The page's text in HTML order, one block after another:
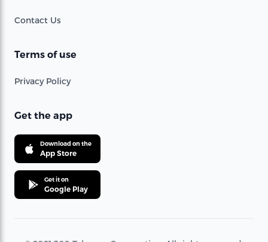
Contact Us
Terms of use
Privacy Policy
Get the app
Download on the
App Store
Get it on
Google Play